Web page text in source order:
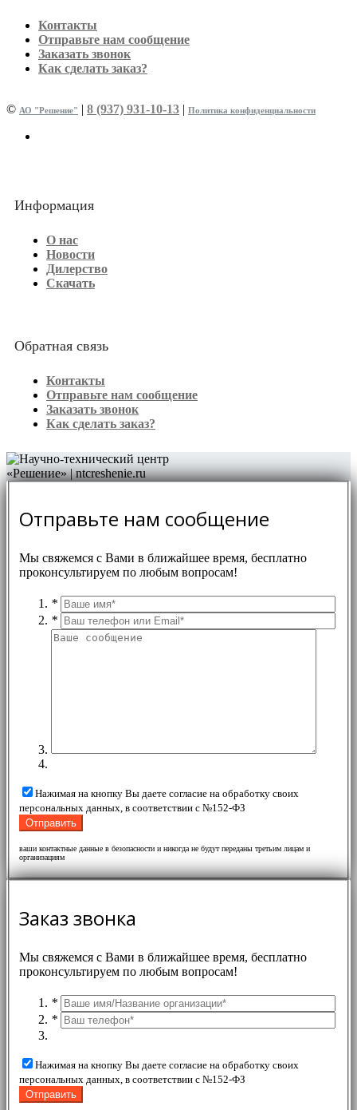
Контакты
Отправьте нам сообщение
Заказать звонок
Как сделать заказ?
© АО "Решение" | 8 (937) 931-10-13 | Политика конфиденциальности
Информация
О нас
Новости
Дилерство
Скачать
Обратная связь
Контакты
Отправьте нам сообщение
Заказать звонок
Как сделать заказ?
Отправьте нам сообщение
Мы свяжемся с Вами в ближайшее время, бесплатно
проконсультируем по любым вопросам!
*
*
Нажимая на кнопку Вы даете согласие на обработку своих
персональных данных, в соответствии с №152-ФЗ
ваши контактные данные в безопасности и никогда не будут переданы третьим лицам и
организациям
Заказ звонка
Мы свяжемся с Вами в ближайшее время, бесплатно
проконсультируем по любым вопросам!
*
*
Нажимая на кнопку Вы даете согласие на обработку своих
персональных данных, в соответствии с №152-ФЗ